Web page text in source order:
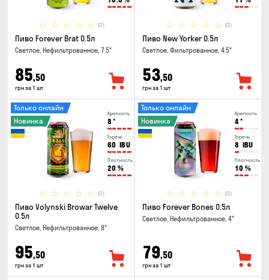
(0)
Пиво Forever Brat 0.5л
Светлое, Нефильтрованное, 7.5°
85,50
грн за 1 шт
(0)
Пиво New Yorker 0.5л
Светлое, Фильтрованное, 4.5°
53,50
грн за 1 шт
Крепость
8 °
Горечь
60 IBU
Плотность
20 %
(0)
Только онлайн
Новинка
Пиво Volynski Browar Twelve
0.5л
Светлое, Нефильтрованное, 8°
95,50
грн за 1 шт
Крепость
4°
Горечь
8 IBU
Плотность
10 %
(0)
Только онлайн
Новинка
Пиво Forever Bones 0.5л
Светлое, Нефильтрованное, 4°
79,50
грн за 1 шт